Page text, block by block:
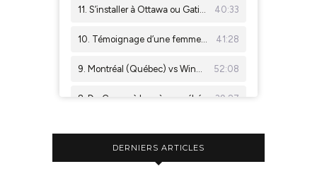
DERNIERS ARTICLES